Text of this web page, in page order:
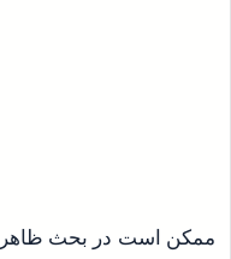
ممکن است در بحث ظاهر